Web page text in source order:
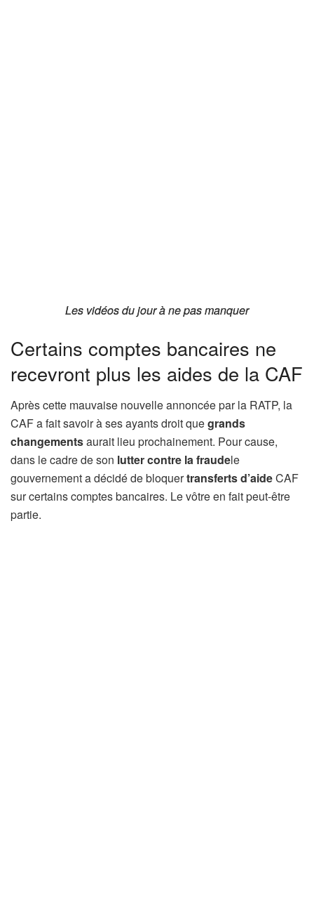
Les vidéos du jour à ne pas manquer
Les vidéos du jour à ne pas manquer
Certains comptes bancaires ne
recevront plus les aides de la CAF
Après cette mauvaise nouvelle annoncée par la RATP, la
CAF a fait savoir à ses ayants droit quegrands
changementsaurait lieu prochainement. Pour cause,
dans le cadre de son lutter contre la fraudele
gouvernement a décidé de bloquertransferts d’aideCAF
sur certains comptes bancaires. Le vôtre en fait peut-être
partie.